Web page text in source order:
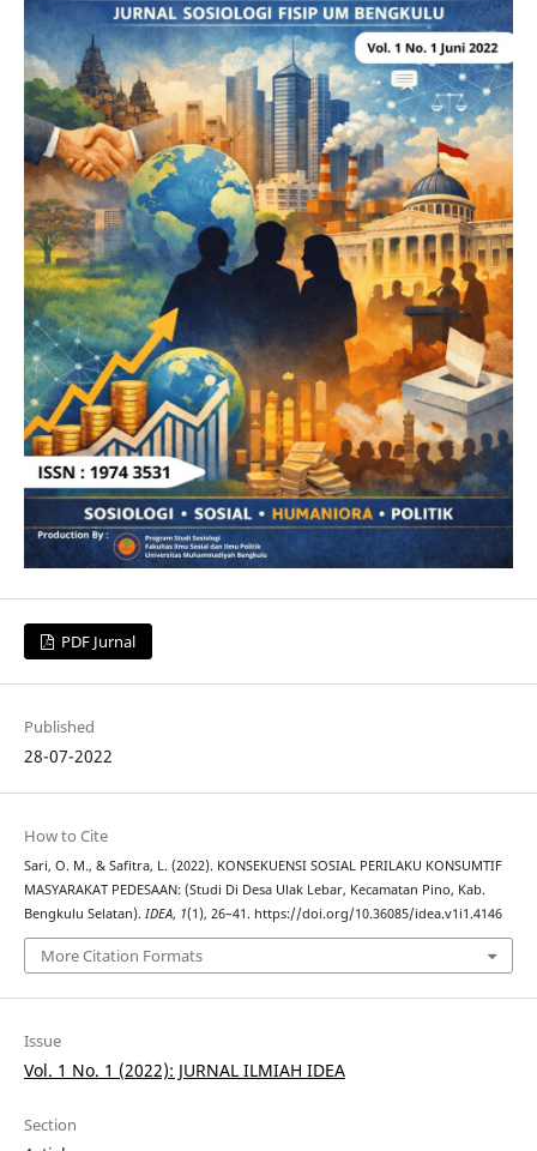
PDF Jurnal
Published
28-07-2022
How to Cite
Sari, O. M., & Safitra, L. (2022). KONSEKUENSI SOSIAL PERILAKU KONSUMTIF
MASYARAKAT PEDESAAN: (Studi Di Desa Ulak Lebar, Kecamatan Pino, Kab.
Bengkulu Selatan). IDEA, 1(1), 26–41. https://doi.org/10.36085/idea.v1i1.4146
More Citation Formats
Issue
Vol. 1 No. 1 (2022): JURNAL ILMIAH IDEA
Section